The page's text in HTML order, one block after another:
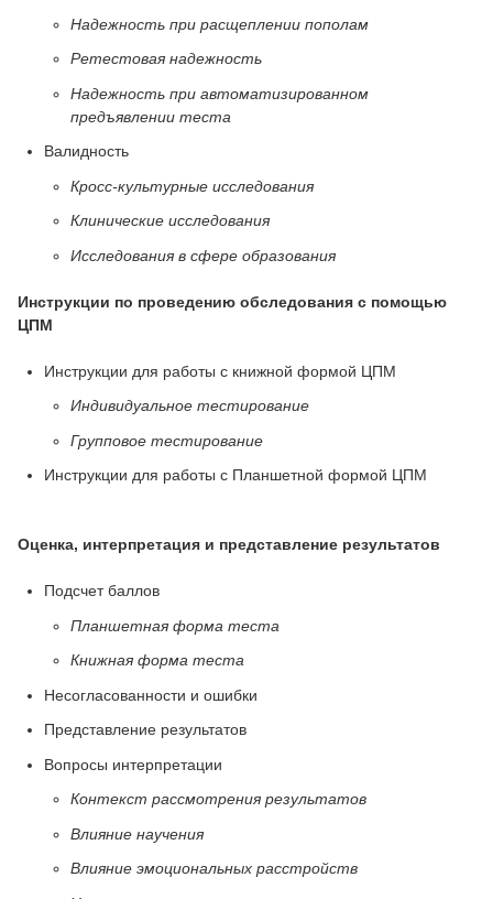
Надежность при расщеплении пополам
Ретестовая надежность
Надежность при автоматизированном
предъявлении теста
Валидность
Кросс-культурные исследования
Клинические исследования
Исследования в сфере образования
Инструкции по проведению обследования с помощью
ЦПМ
Инструкции для работы с книжной формой ЦПМ
Индивидуальное тестирование
Групповое тестирование
Инструкции для работы с Планшетной формой ЦПМ
Оценка, интерпретация и представление результатов
Подсчет баллов
Планшетная форма теста
Книжная форма теста
Несогласованности и ошибки
Представление результатов
Вопросы интерпретации
Контекст рассмотрения результатов
Влияние научения
Влияние эмоциональных расстройств